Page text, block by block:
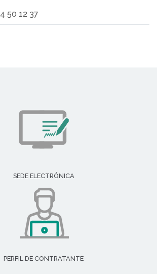
50 12 37
SEDE ELECTRÓNICA
PERFIL DE CONTRATANTE